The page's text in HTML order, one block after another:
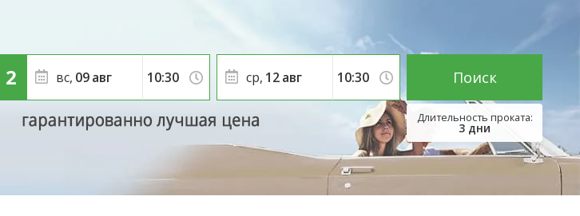
English (US)
Română
Ελληνικά
Hrvatski
العربية
вс, 09авг
3 дни
ср, 12авг Поиск